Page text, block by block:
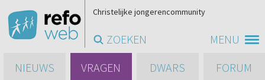
MENU
Christelijke jongerencommunity
ZOEKEN
NIEUWS
VRAGEN DWARS FORUM